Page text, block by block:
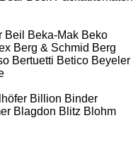
Beil Beka-Mak Beko
Berg & Schmid Berg
Bertuetti Betico Beyeler
Billion Binder
Blagdon Blitz Blohm